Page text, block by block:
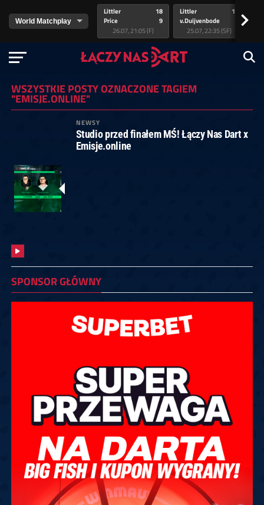
Littler
Price
18
9
26.07, 21:05 (F)
Littler
v.Duijvenbode
17
25.07, 22:35 (SF)
>
WSZYSTKIE POSTY OZNACZONE TAGIEM
"EMISJE.ONLINE"
NEWSY
Studio przed finałem MŚ! Łączy Nas Dart x
Emisje.online
SPONSOR GŁÓWNY